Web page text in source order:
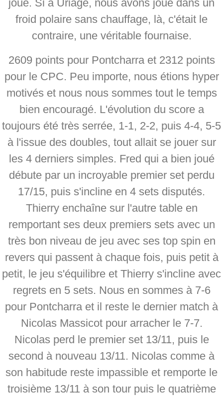
joué. Si à Uriage, nous avons joué dans un
froid polaire sans chauffage, là, c'était le
contraire, une véritable fournaise.
2609 points pour Pontcharra et 2312 points
pour le CPC. Peu importe, nous étions hyper
motivés et nous nous sommes tout le temps
bien encouragé. L'évolution du score a
toujours été très serrée, 1-1, 2-2, puis 4-4, 5-5
à l'issue des doubles, tout allait se jouer sur
les 4 derniers simples. Fred qui a bien joué
débute par un incroyable premier set perdu
17/15, puis s'incline en 4 sets disputés.
Thierry enchaîne sur l'autre table en
remportant ses deux premiers sets avec un
très bon niveau de jeu avec ses top spin en
revers qui passent à chaque fois, puis petit à
petit, le jeu s'équilibre et Thierry s'incline avec
regrets en 5 sets. Nous en sommes à 7-6
pour Pontcharra et il reste le dernier match à
Nicolas Massicot pour arracher le 7-7.
Nicolas perd le premier set 13/11, puis le
second à nouveau 13/11. Nicolas comme à
son habitude reste impassible et remporte le
troisième 13/11 à son tour puis le quatrième